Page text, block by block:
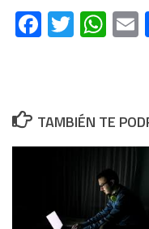
Facebook
TAMBIÉN TE